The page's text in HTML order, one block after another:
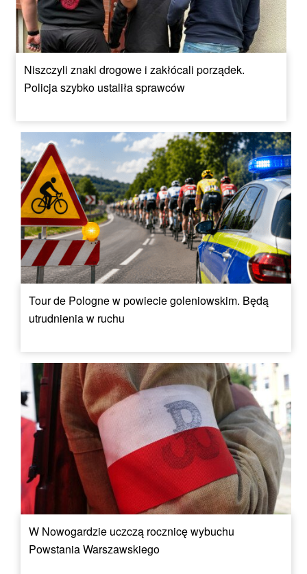
Niszczyli znaki drogowe i zakłócali porządek.
Policja szybko ustaliła sprawców
Tour de Pologne w powiecie goleniowskim. Będą
utrudnienia w ruchu
W Nowogardzie uczczą rocznicę wybuchu
Powstania Warszawskiego